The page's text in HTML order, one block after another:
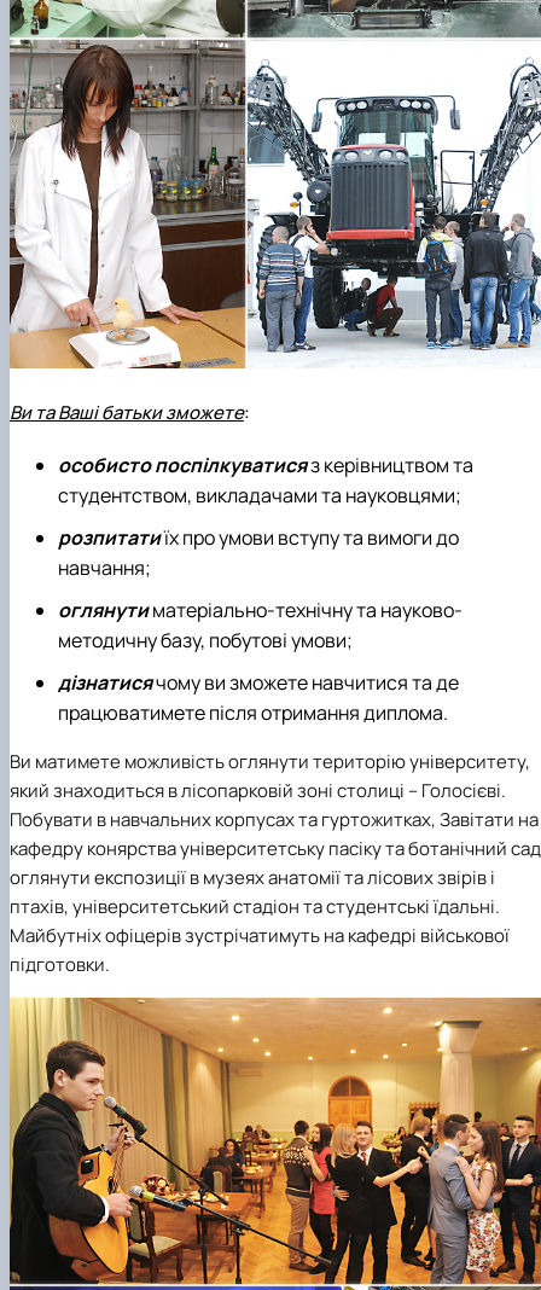
Ви та Ваші батьки зможете:
особисто поспілкуватисяз керівництвом та
студентством, викладачами та науковцями;
розпитатиїх про умови вступу та вимоги до
навчання;
оглянутиматеріально-технічну та науково-
методичну базу, побутові умови;
дізнатисячому ви зможете навчитися та де
працюватимете після отримання диплома.
Ви матимете можливість оглянути територію університету,
який знаходиться в лісопарковій зоні столиці – Голосієві.
Побувати в навчальних корпусах та гуртожитках, Завітати на
кафедру конярства університетську пасіку та ботанічний
оглянути експозиції в музеях анатомії та лісових звірів і
птахів, університетський стадіон та студентські їдальні.
Майбутніх офіцерів зустрічатимуть на кафедрі військової
підготовки.